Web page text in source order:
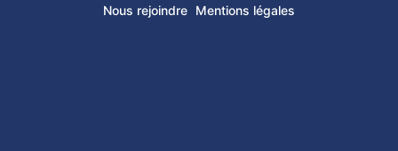
Nous rejoindre Mentions légales